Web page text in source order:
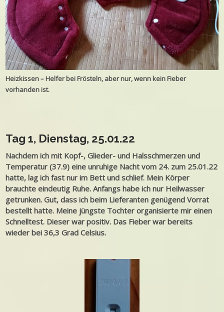
Heizkissen – Helfer bei Frösteln, aber nur, wenn kein Fieber
vorhanden ist.
Tag 1, Dienstag, 25.01.22
Nachdem ich mit Kopf-, Glieder- und Halsschmerzen und
Temperatur (37.9) eine unruhige Nacht vom 24. zum 25.01.22
hatte, lag ich fast nur im Bett und schlief. Mein Körper
brauchte eindeutig Ruhe. Anfangs habe ich nur Heilwasser
getrunken. Gut, dass ich beim Lieferanten genügend Vorrat
bestellt hatte. Meine jüngste Tochter organisierte mir einen
Schnelltest. Dieser war positiv. Das Fieber war bereits
wieder bei 36,3 Grad Celsius.